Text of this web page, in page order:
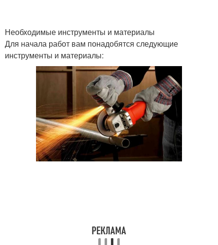
Необходимые инструменты и материалы
Для начала работ вам понадобятся следующие
инструменты и материалы: